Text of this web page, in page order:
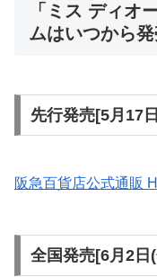
「ミス ディオ
ムはいつから発
先行発売[5月17
阪急百貨店公式通販
全国発売[6月2日